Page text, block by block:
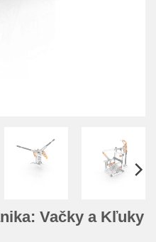
Vačky a Kľuky